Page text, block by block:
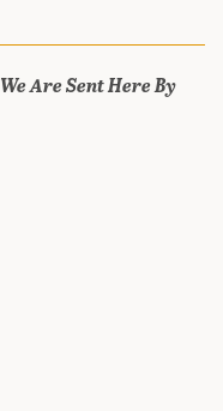
We Are Sent Here By